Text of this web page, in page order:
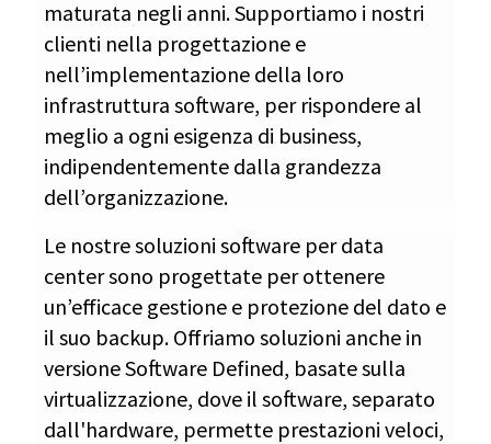
maturata negli anni. Supportiamo i nostri
clienti nella progettazione e
nell’implementazione della loro
infrastruttura software, per rispondere al
meglio a ogni esigenza di business,
indipendentemente dalla grandezza
dell’organizzazione.
Le nostre soluzioni software per data
center sono progettate per ottenere
un’efficace gestione e protezione del dato e
il suo backup. Offriamo soluzioni anche in
versione Software Defined, basate sulla
virtualizzazione, dove il software, separato
dall'hardware, permette prestazioni veloci,